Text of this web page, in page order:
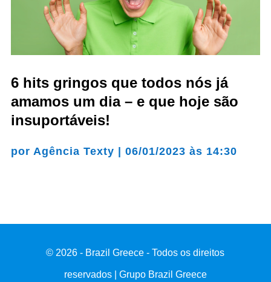
6 hits gringos que todos nós já
amamos um dia – e que hoje são
insuportáveis!
por Agência Texty 06/01/2023 às 14:30
© 2026 - Brazil Greece - Todos os direitos
reservados | Grupo Brazil Greece